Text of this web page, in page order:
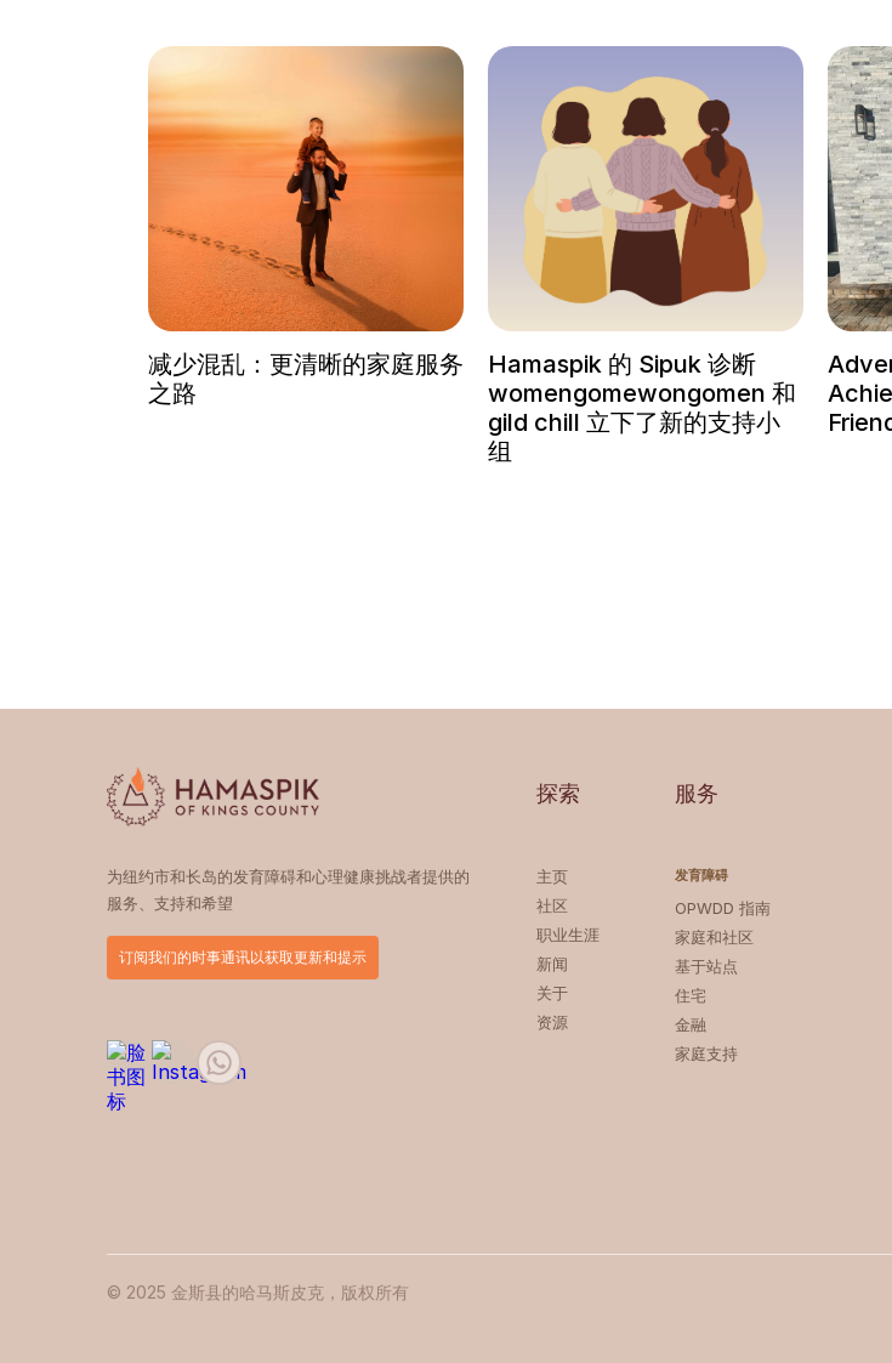
减少混乱：更清晰的家庭服务
之路
Hamaspik 的 Sipuk 诊断
womengomewongomen 和
gild chill 立下了新的支持小
组
为纽约市和长岛的发育障碍和心理健康挑战者提供的
服务、支持和希望
订阅我们的时事通讯以获取更新和提示
探索
主页
社区
职业生涯
新闻
关于
资源
服务
发育障碍
OPWDD 指南
家庭和社区
基于站点
住宅
金融
家庭支持
© 2025 金斯县的哈马斯皮克，版权所有